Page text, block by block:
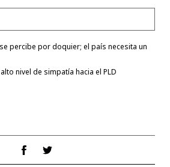
percibe por doquier; el país necesita un
nivel de simpatía hacia el PLD